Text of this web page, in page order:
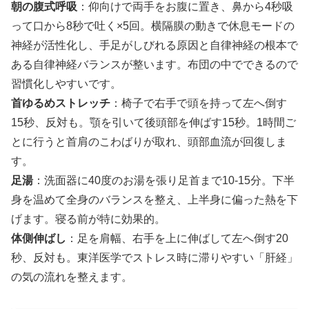
朝の腹式呼吸 ：仰向けで両手をお腹に置き、鼻から4秒吸
って口から8秒で吐く×5回。横隔膜の動きで休息モードの
神経が活性化し、手足がしびれる原因と自律神経の根本で
ある自律神経バランスが整います。布団の中でできるので
習慣化しやすいです。
首ゆるめストレッチ ：椅子で右手で頭を持って左へ倒す
15秒、反対も。顎を引いて後頭部を伸ばす15秒。1時間ご
とに行うと首肩のこわばりが取れ、頭部血流が回復しま
す。
足湯：洗面器に40度のお湯を張り足首まで10-15分。下半
身を温めて全身のバランスを整え、上半身に偏った熱を下
げます。寝る前が特に効果的。
体側伸ばし ：足を肩幅、右手を上に伸ばして左へ倒す20
秒、反対も。東洋医学でストレス時に滞りやすい「肝経」
の気の流れを整えます。